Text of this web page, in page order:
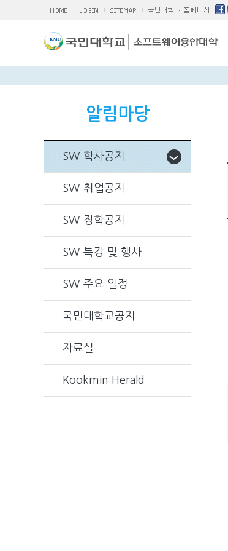
알림마당
SW 학사공지
SW 취업공지
SW 장학공지
SW 특강 및 행사
SW 주요 일정
국민대학교공지
자료실
Kookmin Herald